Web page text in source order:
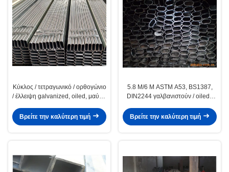
Κύκλος / τετραγωνικό / ορθογώνιο
/ έλλειψη galvanized, oiled, μαύρο
Pipe
Βρείτε την καλύτερη τιμή
5.8 M/6 M ASTM A53, BS1387,
DIN2244 γαλβανιστούν / oiled /
χάλυβα / Pipe
Βρείτε την καλύτερη τιμή